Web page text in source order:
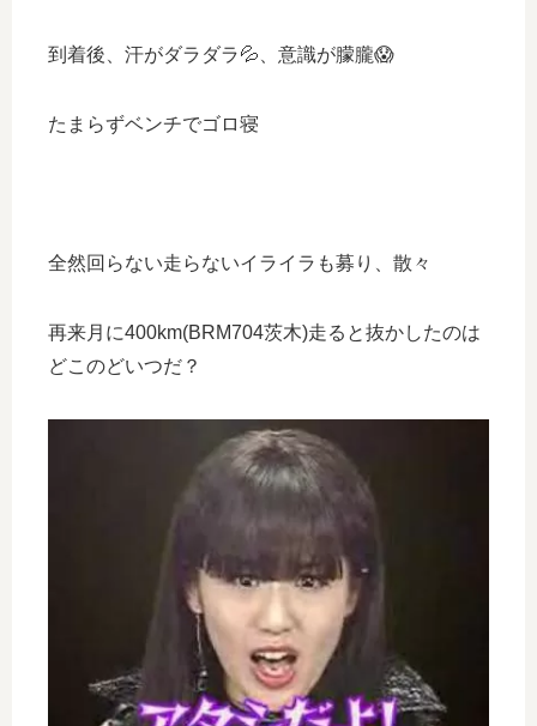
到着後、汗がダラダラ💦、意識が朦朧😱
たまらずベンチでゴロ寝
全然回らない走らないイライラも募り、散々
再来月に400km(BRM704茨木)走ると抜かしたのは
どこのどいつだ？